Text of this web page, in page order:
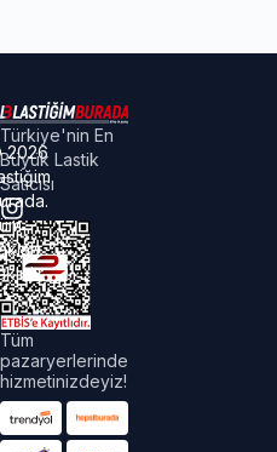
Türkiye'nin En
Büyük Lastik
Satıcısı
Tüm
pazaryerlerinde
hizmetinizdeyiz!
2026